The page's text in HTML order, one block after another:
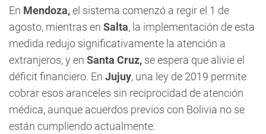
En Mendoza,el sistema comenzó a regir el 1 de
agosto, mientras en Salta, la implementación de esta
medida redujo significativamente la atención a
extranjeros, y en Santa Cruz, se espera que alivie el
déficit financiero. En Jujuy, una ley de 2019 permite
cobrar esos aranceles sin reciprocidad de atención
médica, aunque acuerdos previos con Bolivia no se
están cumpliendo actualmente.